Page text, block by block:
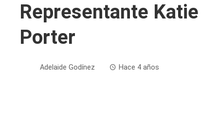
Representante Katie
Porter
Adelaide Godínez Hace 4 años